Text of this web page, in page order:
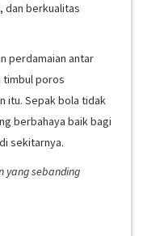
dan berkualitas
perdamaian antar
timbul poros
itu. Sepak bola tidak
berbahaya baik bagi
sekitarnya.
yang sebanding